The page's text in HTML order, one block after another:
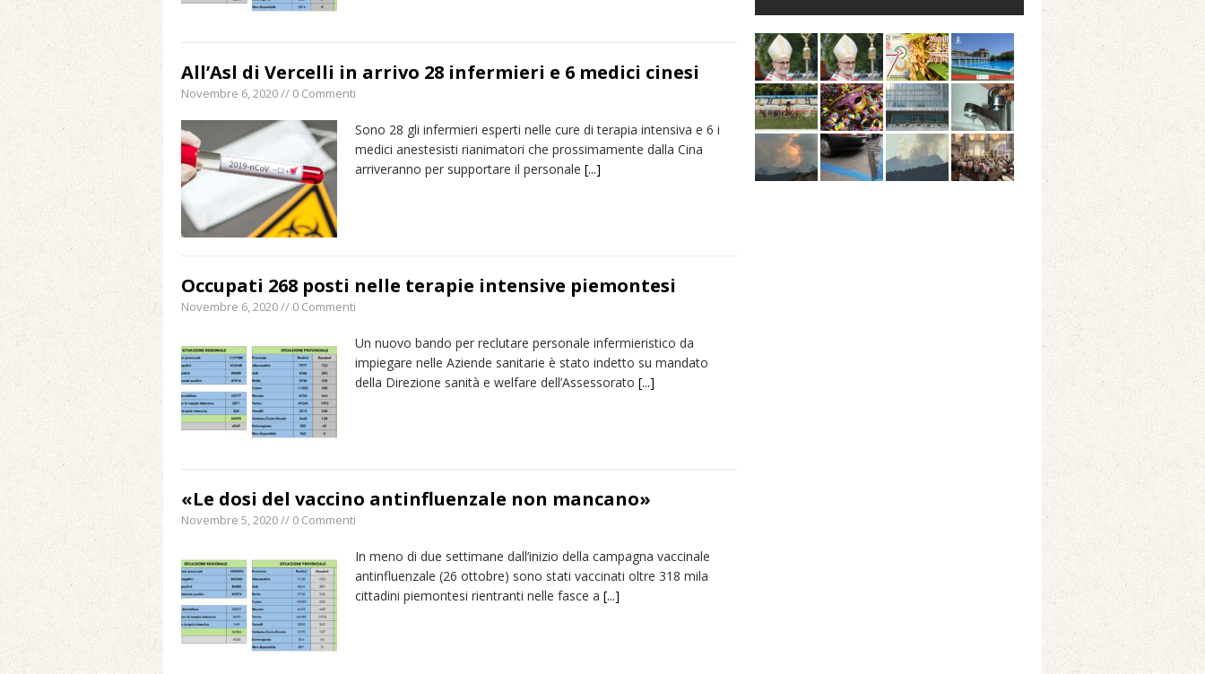
All’Asl di Vercelli in arrivo 28 infermieri e 6 medici cinesi
Novembre 6, 2020 // 0 Commenti
Sono 28 gli infermieri esperti nelle cure di terapia intensiva e 6 i
medici anestesisti rianimatori che prossimamente dalla Cina
arriveranno per supportare il personale [...]
Occupati 268 posti nelle terapie intensive piemontesi
Novembre 6, 2020 // 0 Commenti
Un nuovo bando per reclutare personale infermieristico da
impiegare nelle Aziende sanitarie è stato indetto su mandato
della Direzione sanità e welfare dell’Assessorato [...]
«Le dosi del vaccino antinfluenzale non mancano»
Novembre 5, 2020 // 0 Commenti
In meno di due settimane dall’inizio della campagna vaccinale
antinfluenzale (26 ottobre) sono stati vaccinati oltre 318 mila
cittadini piemontesi rientranti nelle fasce a [...]